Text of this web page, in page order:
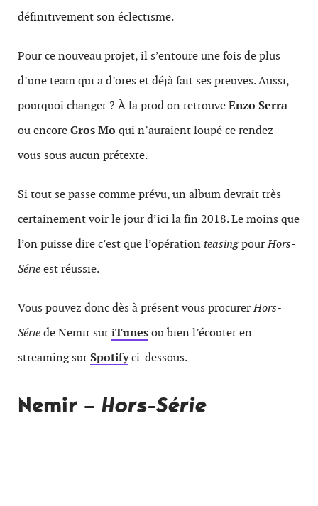
définitivement son éclectisme.
Pour ce nouveau projet, il s’entoure une fois de plus
d’une team qui a d’ores et déjà fait ses preuves. Aussi,
pourquoi changer ? À la prod on retrouveEnzo Serra
ou encoreGros Mo qui n’auraient loupé ce rendez-
vous sous aucun prétexte.
Si tout se passe comme prévu, un album devrait très
certainement voir le jour d’ici la fin 2018. Le moins que
l’on puisse dire c’est que l’opération teasingpourHors-
Sérieest réussie.
Vous pouvez donc dès à présent vous procurerHors-
Sériede Nemir suriTunesou bien l’écouter en
streaming surSpotifyci-dessous.
Nemir – Hors-Série